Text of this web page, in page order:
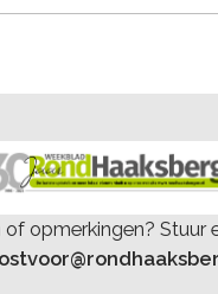
of opmerkingen? Stuur